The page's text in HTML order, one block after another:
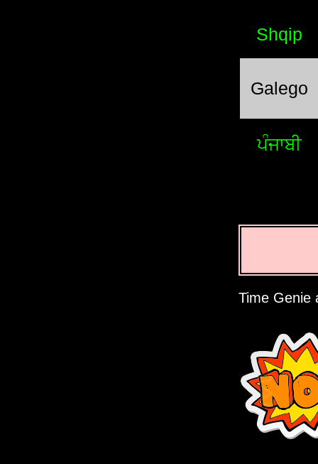
Shqip
Galego
ਪੰਜਾਬੀ
Time Genie